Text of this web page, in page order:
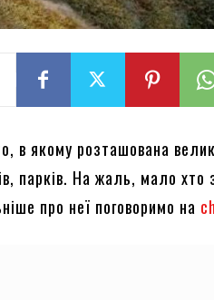
в якому розташована
парків. На жаль, мало хто
про неї поговоримо на